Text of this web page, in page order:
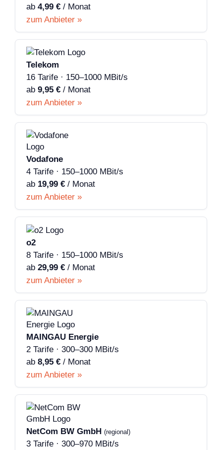
ab 4,99 € / Monat
zum Anbieter »
Telekom
16 Tarife · 150–1000 MBit/s
ab 9,95 € / Monat
zum Anbieter »
Vodafone
4 Tarife · 150–1000 MBit/s
ab 19,99 € / Monat
zum Anbieter »
o2
8 Tarife · 150–1000 MBit/s
ab 29,99 € / Monat
zum Anbieter »
MAINGAU Energie
2 Tarife · 300–300 MBit/s
ab 8,95 € / Monat
zum Anbieter »
NetCom BW GmbH (regional)
3 Tarife · 300–970 MBit/s